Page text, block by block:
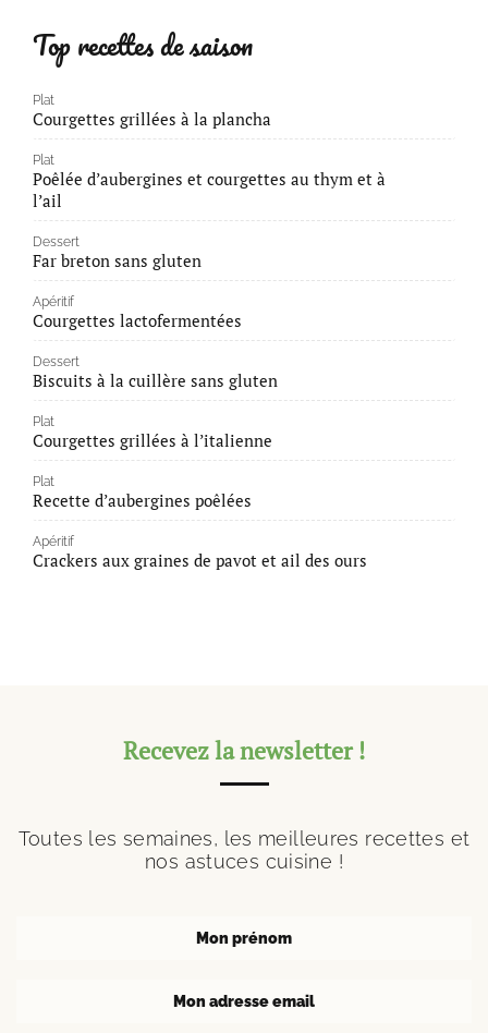
Top recettes de saison
Plat
Courgettes grillées à la plancha
Plat
Poêlée d’aubergines et courgettes au thym et à
l’ail
Dessert
Far breton sans gluten
Apéritif
Courgettes lactofermentées
Dessert
Biscuits à la cuillère sans gluten
Plat
Courgettes grillées à l’italienne
Plat
Recette d’aubergines poêlées
Apéritif
Crackers aux graines de pavot et ail des ours
Recevez la newsletter !
Toutes les semaines, les meilleures recettes et
nos astuces cuisine !